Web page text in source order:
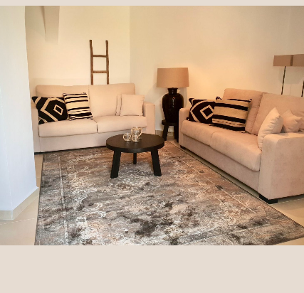
PROJECT MONTE PEGO COSTA BLANCA – SPANJE
Referenties buitenland
BEKIJK